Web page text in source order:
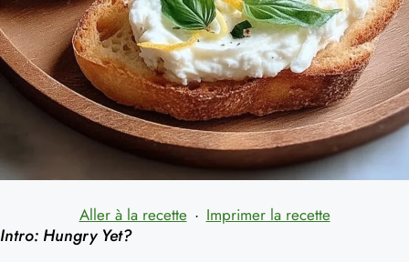
Aller à la recette · Imprimer la recette
Intro: Hungry Yet?